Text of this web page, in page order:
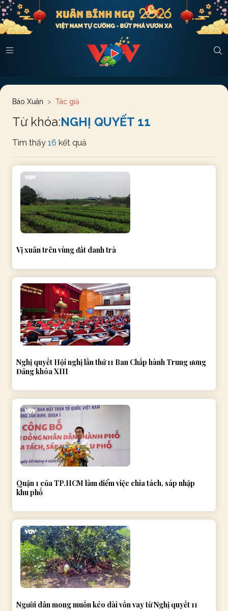
Báo Xuân Tác giả
Từ khóa:NGHỊ QUYẾT 11
Tìm thấy 16 kết quả
Vị xuân trên vùng đất danh trà
Nghị quyết Hội nghị lần thứ 11 Ban Chấp hành Trung ương
Đảng khóa XIII
Quận 1 của TP.HCM làm điểm việc chia tách, sáp nhập
khu phố
Người dân mong muốn kéo dài vốn vay từ Nghị quyết 11